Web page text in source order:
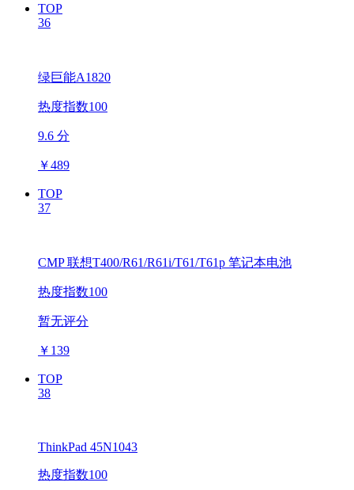
TOP
36
绿巨能A1820
热度指数100
9.6 分
￥489
TOP
37
CMP 联想T400/R61/R61i/T61/T61p 笔记本电池
热度指数100
暂无评分
￥ 139
TOP
38
ThinkPad 45N1043
热度指数100